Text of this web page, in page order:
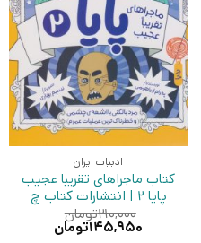
ادبیات ایران
کتاب ماجراهای تقریبا عجیب
پایا 2 | انتشارات کتاب چ
۲۱۰,۰۰۰تومان
قیمت
۱۴۵,۹۵۰تومان